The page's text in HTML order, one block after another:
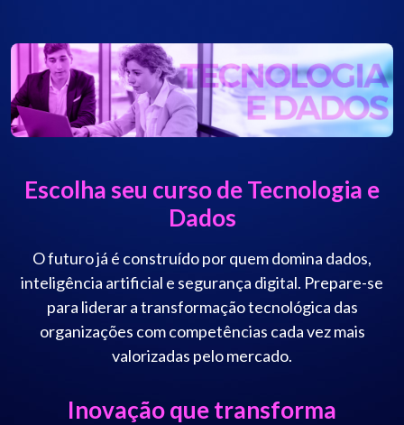
Escolha seu curso de Tecnologia e
Dados
O futuro já é construído por quem domina dados,
inteligência artificial e segurança digital. Prepare-se
para liderar a transformação tecnológica das
organizações com competências cada vez mais
valorizadas pelo mercado.
Inovação que transforma